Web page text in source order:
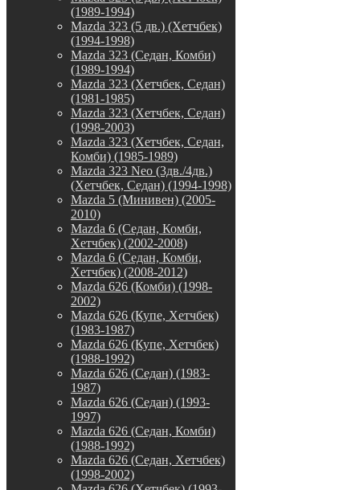
(1989-1994)
Mazda 323 (5 дв.) (Хетчбек)
(1994-1998)
Mazda 323 (Седан, Комби)
(1989-1994)
Mazda 323 (Хетчбек, Седан)
(1981-1985)
Mazda 323 (Хетчбек, Седан)
(1998-2003)
Mazda 323 (Хетчбек, Седан,
Комби) (1985-1989)
Mazda 323 Neo (3дв./4дв.)
(Хетчбек, Седан) (1994-1998)
Mazda 5 (Минивен) (2005-
2010)
Mazda 6 (Седан, Комби,
Хетчбек) (2002-2008)
Mazda 6 (Седан, Комби,
Хетчбек) (2008-2012)
Mazda 626 (Комби) (1998-
2002)
Mazda 626 (Купе, Хетчбек)
(1983-1987)
Mazda 626 (Купе, Хетчбек)
(1988-1992)
Mazda 626 (Седан) (1983-
1987)
Mazda 626 (Седан) (1993-
1997)
Mazda 626 (Седан, Комби)
(1988-1992)
Mazda 626 (Седан, Хетчбек)
(1998-2002)